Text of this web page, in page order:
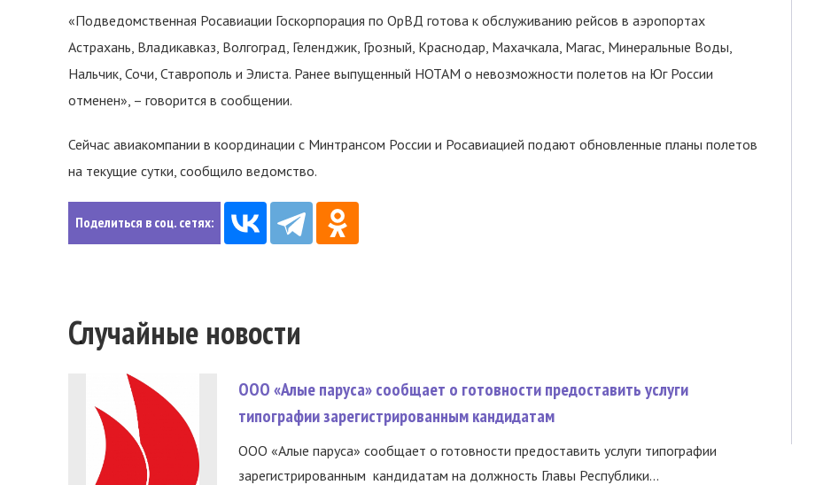
«Подведомственная Росавиации Госкорпорация по ОрВД готова к обслуживанию рейсов в аэропортах
Астрахань, Владикавказ, Волгоград, Геленджик, Грозный, Краснодар, Махачкала, Магас, Минеральные Воды,
Нальчик, Сочи, Ставрополь и Элиста. Ранее выпущенный НОТАМ о невозможности полетов на Юг России
отменен», – говорится в сообщении.
Сейчас авиакомпании в координации с Минтрансом России и Росавиацией подают обновленные планы полетов
на текущие сутки, сообщило ведомство.
Поделиться в соц. сетях:
Случайные новости
ООО «Алые паруса» сообщает о готовности предоставить услуги
типографии зарегистрированным кандидатам
ООО «Алые паруса» сообщает о готовности предоставить услуги типографии
зарегистрированным кандидатам на должность Главы Республики...